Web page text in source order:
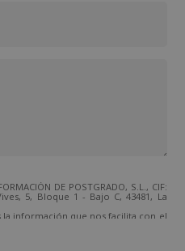
DE POSTGRADO, S.L., CIF:
5, Bloque 1 - Bajo C, 43481, La
información que nos facilita con el
de productos que fueran de su